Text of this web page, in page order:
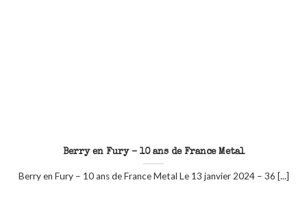
Berry en Fury – 10 ans de France Metal
Berry en Fury – 10 ans de France Metal Le 13 janvier 2024 – 36 [...]